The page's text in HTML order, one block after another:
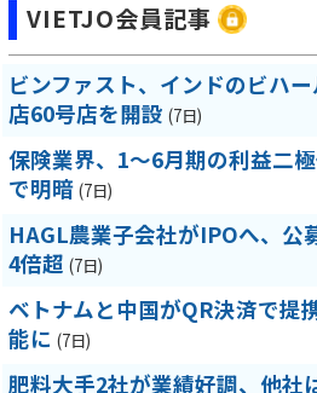
VIETJO会員記事
ビンファスト、インドのビハ
店60号店を開設 (7日)
保険業界、1～6月期の利益二
で明暗 (7日)
HAGL農業子会社がIPOへ、公
4倍超 (7日)
ベトナムと中国がQR決済で提
能に (7日)
肥料大手2社が業績好調、他社